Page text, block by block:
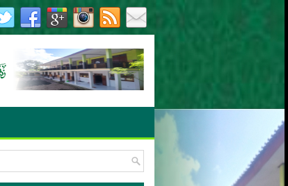
2017 | AKTE NOTARIS : NO. 4, MUNYATI